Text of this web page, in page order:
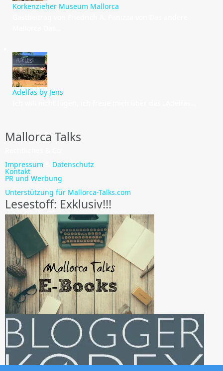
Korkenzieher Museum Mallorca
Adelfas by Jens
Mallorca Talks
Impressum
Datenschutz
Kontakt
PR und Werbung
Unterstützung für Mallorca-Talks.com
Lesestoff: Exklusiv!!!